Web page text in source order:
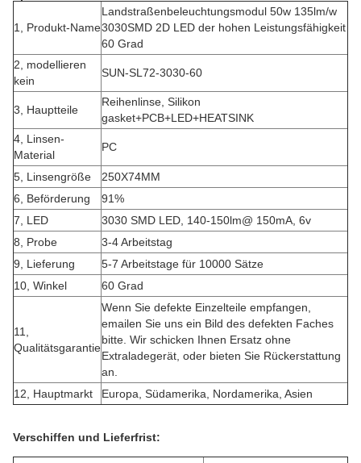
1, Produkt-Name
Landstraßenbeleuchtungsmodul 50w 135lm/w
3030SMD 2D LED der hohen Leistungsfähigkeit
60 Grad
2, modellieren
kein
SUN-SL72-3030-60
3, Hauptteile
Reihenlinse, Silikon
gasket+PCB+LED+HEATSINK
4, Linsen-
Material
PC
5, Linsengröße
250X74MM
6, Beförderung
91%
7, LED
3030 SMD LED, 140-150lm@ 150mA, 6v
8, Probe
3-4 Arbeitstag
9, Lieferung
5-7 Arbeitstage für 10000 Sätze
10, Winkel
60 Grad
11,
Qualitätsgarantie
Wenn Sie defekte Einzelteile empfangen,
emailen Sie uns ein Bild des defekten Faches
bitte. Wir schicken Ihnen Ersatz ohne
Extraladegerät, oder bieten Sie Rückerstattung
an.
12, Hauptmarkt
Europa, Südamerika, Nordamerika, Asien
Verschiffen und Lieferfrist: